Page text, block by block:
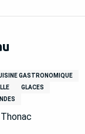
GASTRONOMIQUE
GLACES